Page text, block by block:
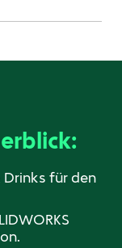
für den